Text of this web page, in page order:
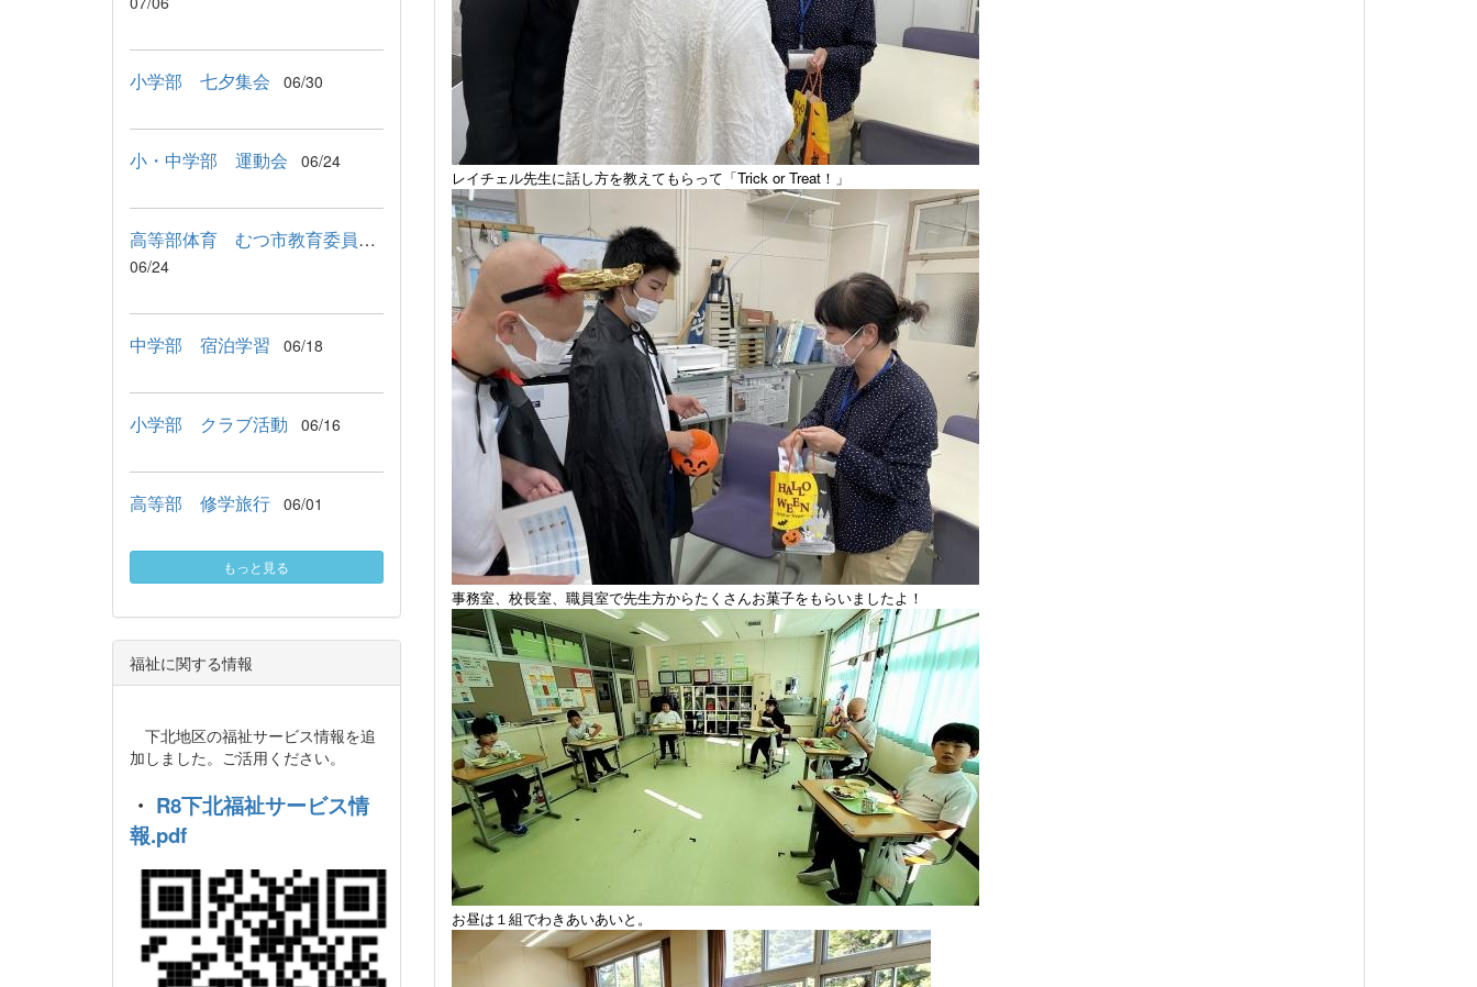
レイチェル先生に話し方を教えてもらって「Trick or Treat！」
事務室、校長室、職員室で先生方からたくさんお菓子をもらいましたよ！
お昼は１組でわきあいあいと。
小学部 七夕集会 06/30
小・中学部 運動会 06/24
高等部体育 むつ市教育委員会教育長来校
06/24
中学部 宿泊学習 06/18
小学部 クラブ活動 06/16
高等部 修学旅行 06/01
もっと見る
福祉に関する情報
下北地区の福祉サービス情報を追
加しました。ご活用ください。
・ R8下北福祉サービス情
報.pdf